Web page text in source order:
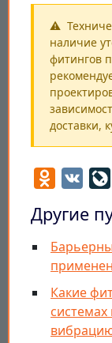
наличие
фитингов
доставки,
VK
Другие
Какие